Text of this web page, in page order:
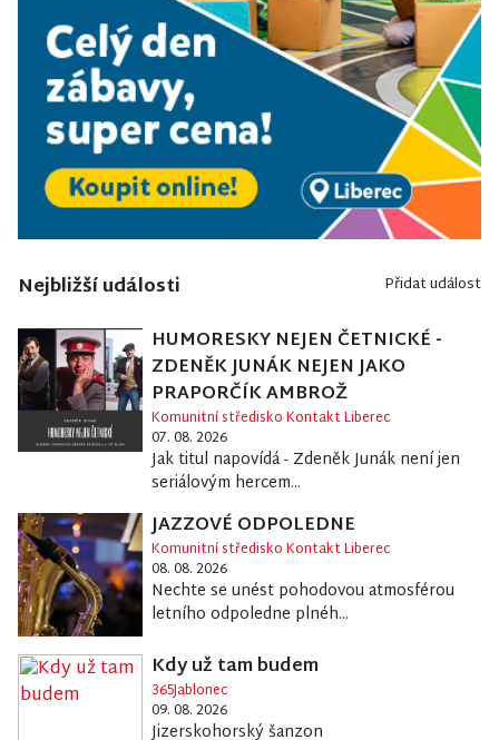
Nejbližší události Přidat událost
HUMORESKY NEJEN ČETNICKÉ -
ZDENĚK JUNÁK NEJEN JAKO
PRAPORČÍK AMBROŽ
Komunitní středisko Kontakt Liberec
07. 08. 2026
Jak titul napovídá - Zdeněk Junák není jen
seriálovým hercem...
JAZZOVÉ ODPOLEDNE
Komunitní středisko Kontakt Liberec
08. 08. 2026
Nechte se unést pohodovou atmosférou
letního odpoledne plnéh...
Kdy už tam budem
365Jablonec
09. 08. 2026
Jizerskohorský šanzon